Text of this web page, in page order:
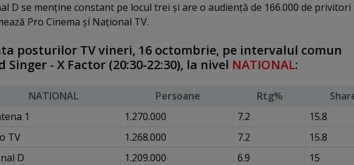
D se menţine constant pe locul trei şi are o audienţă de 166.000 de privitori
Pro Cinema şi Naţional TV.
posturilor TV vineri, 16 octombrie, pe intervalul comun
Singer - X Factor (20:30-22:30), la nivel NATIONAL:
NATIONAL Persoane Rtg%
1 1.270.000 7.2
15.8
TV 1.268.000 7.2
15.8
D 1.209.000 6.9
15